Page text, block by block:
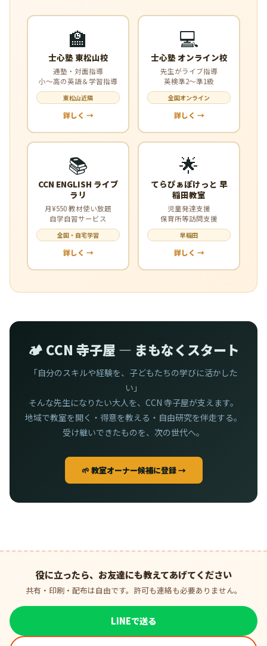
🏫
士心塾 東松山校
通塾・対面指導
小〜高の英語＆学習指導
東松山近隣
詳しく →
💻
士心塾 オンライン校
先生がライブ指導
英検準2〜準1級
全国オンライン
詳しく →
📚
CCN ENGLISH ライブ
ラリ
月¥550 教材使い放題
自学自習サービス
全国・自宅学習
詳しく →
🌟
てらぴぁぽけっと 早
稲田教室
児童発達支援
保育所等訪問支援
早稲田
詳しく →
🏕️ CCN 寺子屋 — まもなくスタート
「自分のスキルや経験を、子どもたちの学びに活かした
い」
そんな先生になりたい大人を、CCN 寺子屋が支えます。
地域で教室を開く・得意を教える・自由研究を伴走する。
受け継いできたものを、次の世代へ。
🌱 教室オーナー候補に登録 →
役に立ったら、お友達にも教えてあげてください
共有・印刷・配布は自由です。許可も連絡も必要ありません。
LINEで送る